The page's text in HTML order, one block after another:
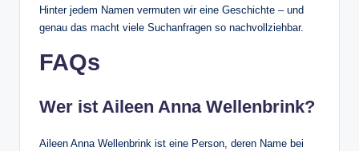
Hinter jedem Namen vermuten wir eine Geschichte – und
genau das macht viele Suchanfragen so nachvollziehbar.
FAQs
Wer ist Aileen Anna Wellenbrink?
Aileen Anna Wellenbrink ist eine Person, deren Name bei